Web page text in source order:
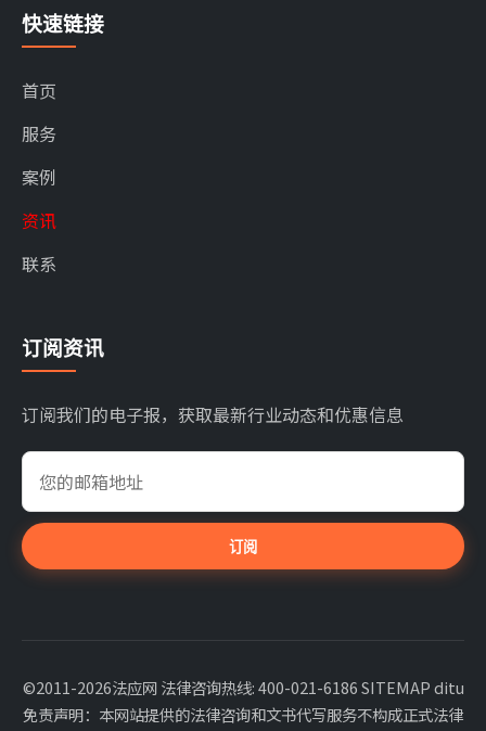
快速链接
首页
服务
案例
资讯
联系
订阅资讯
订阅我们的电子报，获取最新行业动态和优惠信息
订阅
©2011-2026法应网 法律咨询热线: 400-021-6186SITEMAPditu
免责声明：本网站提供的法律咨询和文书代写服务不构成正式法律